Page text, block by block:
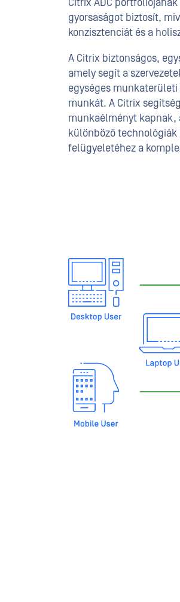
Citrix ADC
gyorsaságot biztosít,
konzisztenciát és a
A Citrix biztonságos,
amely segít a
egységes
munkát. A Citrix
munkaélményt kapnak,
különböző technológiák
felügyeletéhez a